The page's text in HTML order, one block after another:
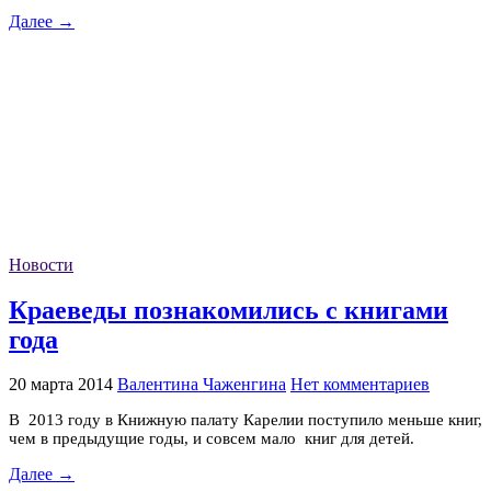
Далее →
Новости
Краеведы познакомились с книгами
года
20 марта 2014 Валентина Чаженгина Нет комментариев
В 2013 году в Книжную палату Карелии поступило меньше книг,
чем в предыдущие годы, и совсем мало книг для детей.
Далее →